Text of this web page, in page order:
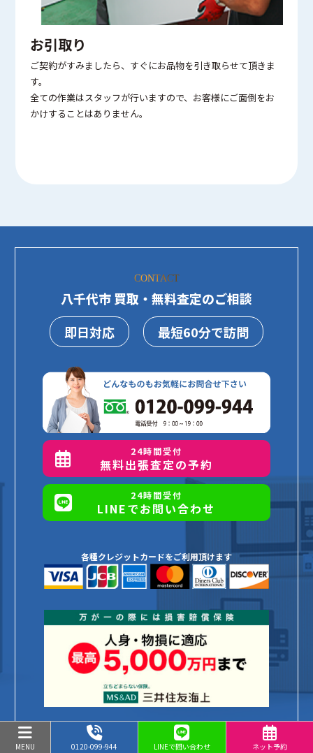
お引取り
ご契約がすみましたら、すぐにお品物を引き取らせて頂きま
す。
全ての作業はスタッフが行いますので、お客様にご面倒をお
かけすることはありません。
CONTACT
八千代市 買取・無料査定のご相談
即日対応
最短60分で訪問
24時間受付
無料出張査定の予約
24時間受付
LINEでお問い合わせ
各種クレジットカードをご利用頂けます
MENU 0120-099-944 LINEで問い合わせ ネット予約